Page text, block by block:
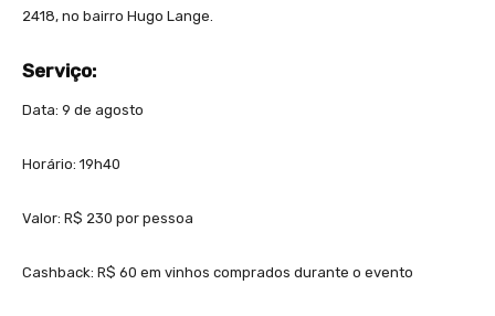
2418, no bairro Hugo Lange.
Serviço:
Data: 9 de agosto
Horário: 19h40
Valor: R$ 230 por pessoa
Cashback: R$ 60 em vinhos comprados durante o evento